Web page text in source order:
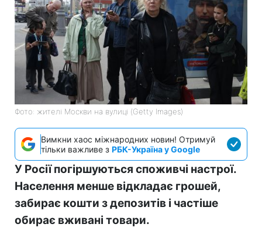
Фото: жителі Москви на вулиці (Getty Images)
Вимкни хаос міжнародних новин! Отримуй
тільки важливе з РБК-Україна у Google
У Росії погіршуються споживчі настрої.
Населення менше відкладає грошей,
забирає кошти з депозитів і частіше
обирає вживані товари.